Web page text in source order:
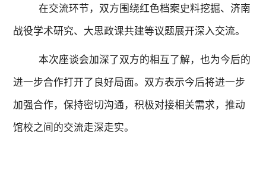
在交流环节，双方围绕红色档案史料挖掘、济南
战役学术研究、大思政课共建等议题展开深入交流。
本次座谈会加深了双方的相互了解，也为今后的
进一步合作打开了良好局面。双方表示今后将进一步
加强合作，保持密切沟通，积极对接相关需求，推动
馆校之间的交流走深走实。